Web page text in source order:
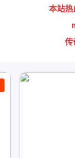
本站热
传